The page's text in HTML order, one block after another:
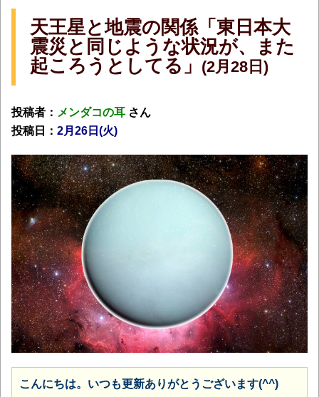
天王星と地震の関係「東日本大
震災と同じような状況が、また
起ころうとしてる」 (2月28日)
投稿者： メンダコの耳 さん
投稿日： 2月26日(火)
こんにちは。いつも更新ありがとうございます(^^)